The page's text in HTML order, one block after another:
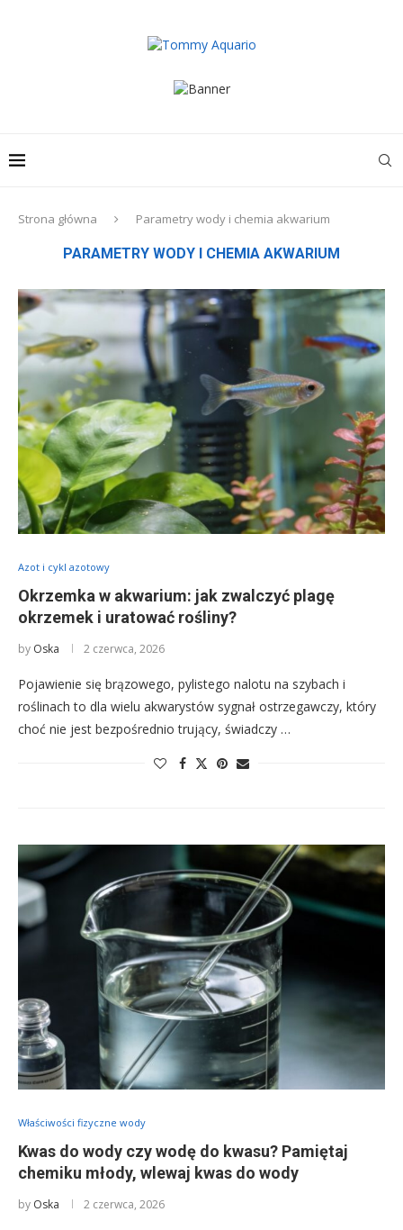
Strona główna Parametry wody i chemia akwarium
PARAMETRY WODY I CHEMIA AKWARIUM
Azot i cykl azotowy
Okrzemka w akwarium: jak zwalczyć plagę
okrzemek i uratować rośliny?
by Oska 2 czerwca, 2026
Pojawienie się brązowego, pylistego nalotu na szybach i
roślinach to dla wielu akwarystów sygnał ostrzegawczy, który
choć nie jest bezpośrednio trujący, świadczy …
Właściwości fizyczne wody
Kwas do wody czy wodę do kwasu? Pamiętaj
chemiku młody, wlewaj kwas do wody
by Oska 2 czerwca, 2026